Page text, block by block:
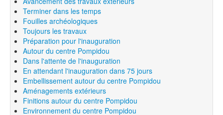
Terminer dans les temps
Fouilles archéologiques
Toujours les travaux
Préparation pour l'inauguration
Autour du centre Pompidou
Dans l'attente de l'inauguration
En attendant l'inauguration dans 75 jours
Embellissement autour du centre Pompidou
Aménagements extérieurs
Finitions autour du centre Pompidou
Environnement du centre Pompidou